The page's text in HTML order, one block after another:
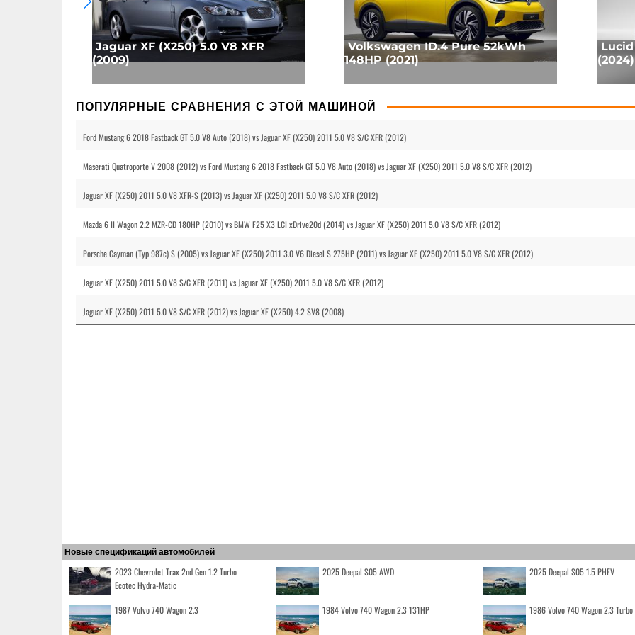
Jaguar XF (X250) 5.0 V8 XFR
(2009)
Volkswagen ID.4 Pure 52kWh
148HP (2021)
(2024)
ПОПУЛЯРНЫЕ СРАВНЕНИЯ С ЭТОЙ МАШИНОЙ
Ford Mustang 6 2018 Fastback GT 5.0 V8 Auto (2018) vs Jaguar XF (X250) 2011 5.0 V8 S/C XFR (2012)
Maserati Quatroporte V 2008 (2012) vs Ford Mustang 6 2018 Fastback GT 5.0 V8 Auto (2018) vs Jaguar XF (X250) 2011 5.0 V8 S/C XFR (2012)
Jaguar XF (X250) 2011 5.0 V8 XFR-S (2013) vs Jaguar XF (X250) 2011 5.0 V8 S/C XFR (2012)
Mazda 6 II Wagon 2.2 MZR-CD 180HP (2010) vs BMW F25 X3 LCI xDrive20d (2014) vs Jaguar XF (X250) 2011 5.0 V8 S/C XFR (2012)
Porsche Cayman (Typ 987c) S (2005) vs Jaguar XF (X250) 2011 3.0 V6 Diesel S 275HP (2011) vs Jaguar XF (X250) 2011 5.0 V8 S/C XFR (2012)
Jaguar XF (X250) 2011 5.0 V8 S/C XFR (2011) vs Jaguar XF (X250) 2011 5.0 V8 S/C XFR (2012)
Jaguar XF (X250) 2011 5.0 V8 S/C XFR (2012) vs Jaguar XF (X250) 4.2 SV8 (2008)
Новые спецификаций автомобилей
2023 Chevrolet Trax 2nd Gen 1.2 Turbo
Ecotec Hydra-Matic
2025 Deepal S05 AWD 2025 Deepal S05 1.5 PHEV
1987 Volvo 740 Wagon 2.3 1984 Volvo 740 Wagon 2.3 131HP 1986 Volvo 740 Wagon 2.3